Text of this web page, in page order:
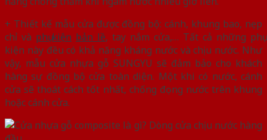
+ Thiết kế mẫu cửa được đồng bộ: cánh, khung bao, nẹp
chỉ và phụ kiện bản lề, tay nắm cửa,… Tất cả những phụ
kiện này đều có khả năng kháng nước và chịu nước. Như
vậy, mẫu cửa nhựa gỗ SUNGYU sẽ đảm bảo cho khách
hàng sự đồng bộ cửa toàn diện. Một khi có nước, cánh
cửa sẽ thoát cách tốt nhất, chống đọng nước trên khung
hoặc cánh cửa.